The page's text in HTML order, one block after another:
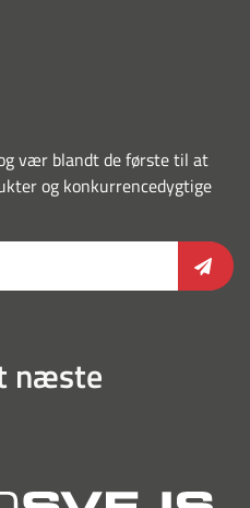
vær blandt de første til at
og konkurrencedygtige
næste